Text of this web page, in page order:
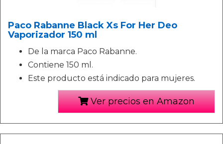
Paco Rabanne Black Xs For Her Deo
Vaporizador 150 ml
De la marca Paco Rabanne.
Contiene 150 ml.
Este producto está indicado para mujeres.
Ver precios en Amazon